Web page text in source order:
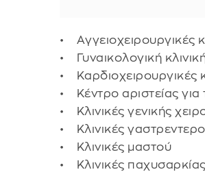
• Aγγειοχειρουργικές
• Γυναικολογική
• Καρδιοχειρουργικές
• Κέντρο αριστείας για
• Κλινικές γενικής
• Κλινικές
• Κλινικές μαστού
• Κλινικές